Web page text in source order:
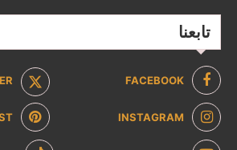
تابعنا
FACEBOOK
INSTAGRAM